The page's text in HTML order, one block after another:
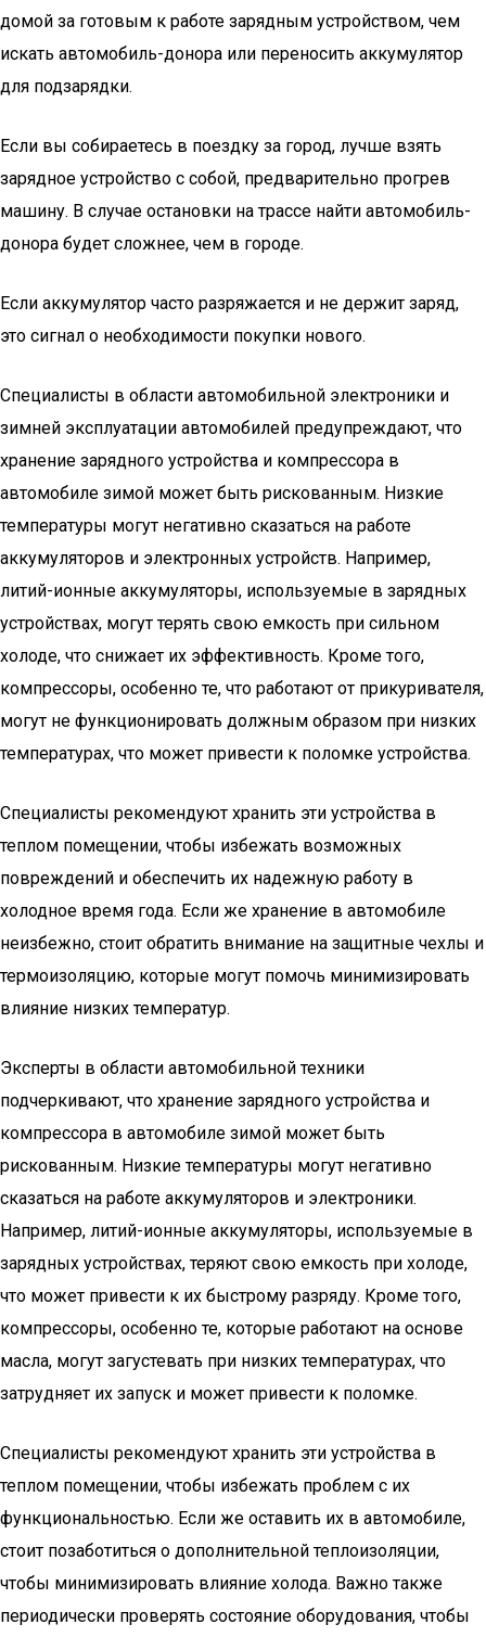
домой за готовым к работе зарядным устройством, чем
искать автомобиль-донора или переносить аккумулятор
для подзарядки.
Если вы собираетесь в поездку за город, лучше взять
зарядное устройство с собой, предварительно прогрев
машину. В случае остановки на трассе найти автомобиль-
донора будет сложнее, чем в городе.
Если аккумулятор часто разряжается и не держит заряд,
это сигнал о необходимости покупки нового.
Специалисты в области автомобильной электроники и
зимней эксплуатации автомобилей предупреждают, что
хранение зарядного устройства и компрессора в
автомобиле зимой может быть рискованным. Низкие
температуры могут негативно сказаться на работе
аккумуляторов и электронных устройств. Например,
литий-ионные аккумуляторы, используемые в зарядных
устройствах, могут терять свою емкость при сильном
холоде, что снижает их эффективность. Кроме того,
компрессоры, особенно те, что работают от прикуривателя,
могут не функционировать должным образом при низких
температурах, что может привести к поломке устройства.
Специалисты рекомендуют хранить эти устройства в
теплом помещении, чтобы избежать возможных
повреждений и обеспечить их надежную работу в
холодное время года. Если же хранение в автомобиле
неизбежно, стоит обратить внимание на защитные чехлы и
термоизоляцию, которые могут помочь минимизировать
влияние низких температур.
Эксперты в области автомобильной техники
подчеркивают, что хранение зарядного устройства и
компрессора в автомобиле зимой может быть
рискованным. Низкие температуры могут негативно
сказаться на работе аккумуляторов и электроники.
Например, литий-ионные аккумуляторы, используемые в
зарядных устройствах, теряют свою емкость при холоде,
что может привести к их быстрому разряду. Кроме того,
компрессоры, особенно те, которые работают на основе
масла, могут загустевать при низких температурах, что
затрудняет их запуск и может привести к поломке.
Специалисты рекомендуют хранить эти устройства в
теплом помещении, чтобы избежать проблем с их
функциональностью. Если же оставить их в автомобиле,
стоит позаботиться о дополнительной теплоизоляции,
чтобы минимизировать влияние холода. Важно также
периодически проверять состояние оборудования, чтобы